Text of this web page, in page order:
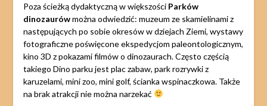
Poza ścieżką dydaktyczną w większości Parków
dinozaurówmożna odwiedzić: muzeum ze skamielinami z
następujących po sobie okresów w dziejach Ziemi, wystawy
fotograficzne poświęcone ekspedycjom paleontologicznym,
kino 3D z pokazami filmów o dinozaurach. Często częścią
takiego Dino parku jest plac zabaw, park rozrywki z
karuzelami, mini zoo, mini golf, ścianka wspinaczkowa. Także
na brak atrakcji nie można narzekać